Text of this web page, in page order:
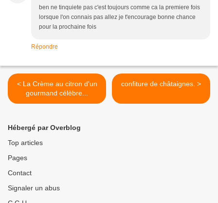
ben ne tinquiete pas c'est toujours comme ca la premiere fois
lorsque l'on connais pas allez je t'encourage bonne chance
pour la prochaine fois
Répondre
< La Crème au citron d'un
gourmand célèbre...
confiture de châtaignes. >
Hébergé par Overblog
Top articles
Pages
Contact
Signaler un abus